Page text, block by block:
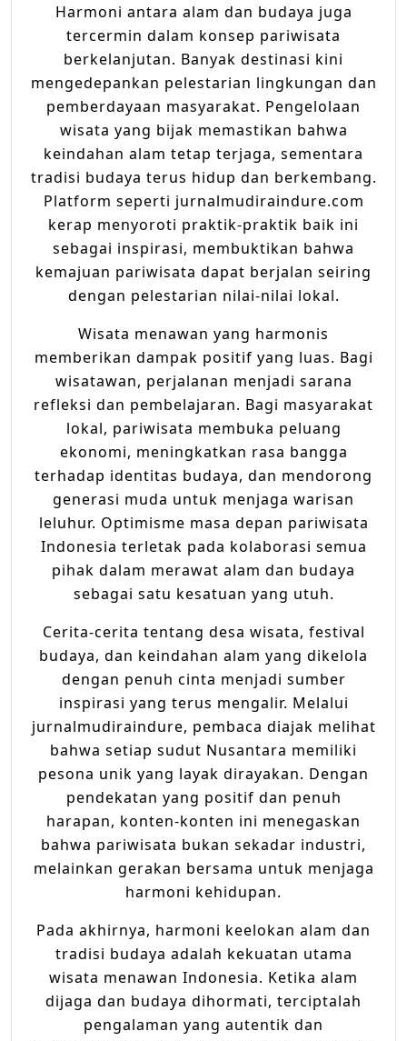
Harmoni antara alam dan budaya juga
tercermin dalam konsep pariwisata
berkelanjutan. Banyak destinasi kini
mengedepankan pelestarian lingkungan dan
pemberdayaan masyarakat. Pengelolaan
wisata yang bijak memastikan bahwa
keindahan alam tetap terjaga, sementara
tradisi budaya terus hidup dan berkembang.
Platform seperti jurnalmudiraindure.com
kerap menyoroti praktik-praktik baik ini
sebagai inspirasi, membuktikan bahwa
kemajuan pariwisata dapat berjalan seiring
dengan pelestarian nilai-nilai lokal.
Wisata menawan yang harmonis
memberikan dampak positif yang luas. Bagi
wisatawan, perjalanan menjadi sarana
refleksi dan pembelajaran. Bagi masyarakat
lokal, pariwisata membuka peluang
ekonomi, meningkatkan rasa bangga
terhadap identitas budaya, dan mendorong
generasi muda untuk menjaga warisan
leluhur. Optimisme masa depan pariwisata
Indonesia terletak pada kolaborasi semua
pihak dalam merawat alam dan budaya
sebagai satu kesatuan yang utuh.
Cerita-cerita tentang desa wisata, festival
budaya, dan keindahan alam yang dikelola
dengan penuh cinta menjadi sumber
inspirasi yang terus mengalir. Melalui
jurnalmudiraindure, pembaca diajak melihat
bahwa setiap sudut Nusantara memiliki
pesona unik yang layak dirayakan. Dengan
pendekatan yang positif dan penuh
harapan, konten-konten ini menegaskan
bahwa pariwisata bukan sekadar industri,
melainkan gerakan bersama untuk menjaga
harmoni kehidupan.
Pada akhirnya, harmoni keelokan alam dan
tradisi budaya adalah kekuatan utama
wisata menawan Indonesia. Ketika alam
dijaga dan budaya dihormati, terciptalah
pengalaman yang autentik dan